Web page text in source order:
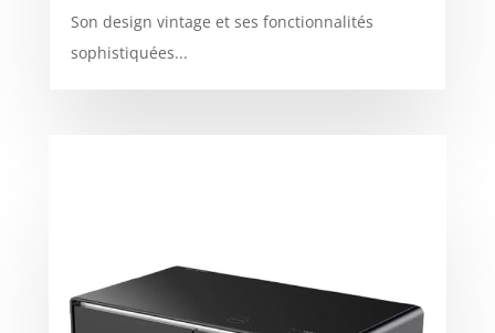
Son design vintage et ses fonctionnalités
sophistiquées...